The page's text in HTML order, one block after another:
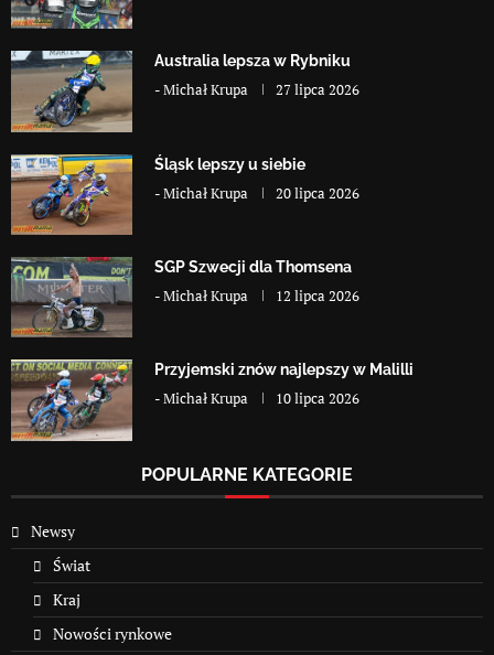
Australia lepsza w Rybniku
-Michał Krupa 27 lipca 2026
Śląsk lepszy u siebie
-Michał Krupa 20 lipca 2026
SGP Szwecji dla Thomsena
-Michał Krupa 12 lipca 2026
Przyjemski znów najlepszy w Malilli
-Michał Krupa 10 lipca 2026
POPULARNE KATEGORIE
Newsy
Świat
Kraj
Nowości rynkowe